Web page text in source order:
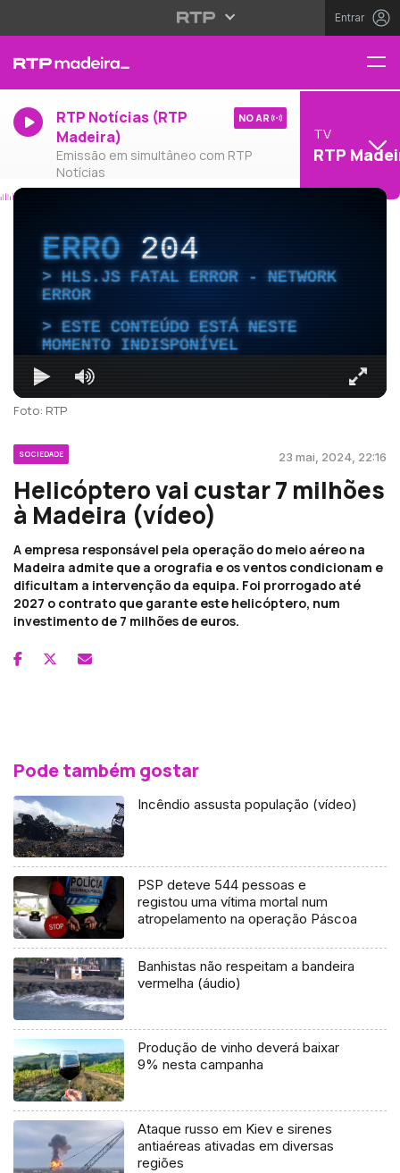
Entrar
RTP Notícias (RTP
Madeira)
Emissão em simultâneo com RTP
Notícias
NO AR
TV
RTP
ERRO204
HLS.JS FATAL ERROR - NETWORK
ERROR
ESTE CONTEÚDO ESTÁ NESTE
MOMENTO INDISPONÍVEL
Foto: RTP
SOCIEDADE 23 mai, 2024, 22:16
Helicóptero vai custar 7 milhões
à Madeira (vídeo)
A empresa responsável pela operação do meio aéreo na
Madeira admite que a orografia e os ventos condicionam e
dificultam a intervenção da equipa. Foi prorrogado até
2027 o contrato que garante este helicóptero, num
investimento de 7 milhões de euros.
Pode também gostar
Incêndio assusta população (vídeo)
PSP deteve 544 pessoas e
registou uma vítima mortal num
atropelamento na operação Páscoa
Banhistas não respeitam a bandeira
vermelha (áudio)
Produção de vinho deverá baixar
9% nesta campanha
Ataque russo em Kiev e sirenes
antiaéreas ativadas em diversas
regiões